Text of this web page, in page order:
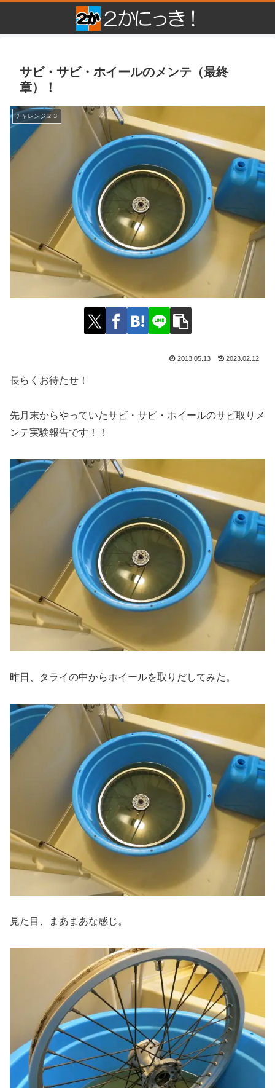
サビ・サビ・ホイールのメンテ（最終
章）！
チャレンジ２３
2013.05.13 2023.02.12
長らくお待たせ！
先月末からやっていたサビ・サビ・ホイールのサビ取りメ
ンテ実験報告です！！
昨日、タライの中からホイールを取りだしてみた。
見た目、まあまあな感じ。